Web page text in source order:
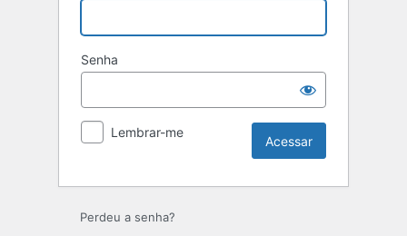
Senha
Lembrar-me
Perdeu a senha?